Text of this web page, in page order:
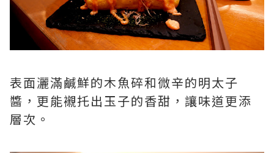
表面灑滿鹹鮮的木魚碎和微辛的明太子
醬，更能襯托出玉子的香甜，讓味道更添
層次。